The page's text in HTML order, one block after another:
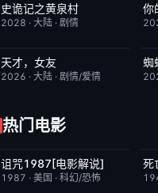
6月23日更新
史诡记之黄泉村
2028 · 大陆 · 剧情
你
更新至第20集
天才，女友
2026 · 大陆 · 剧情/爱情
蜘
热门电影
已完结
诅咒1987[电影解说]
1987 · 美国 · 科幻/恐怖
死